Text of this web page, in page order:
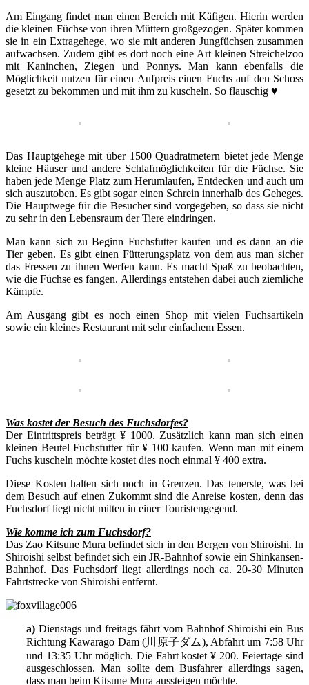
Am Eingang findet man einen Bereich mit Käfigen. Hierin werden
die kleinen Füchse von ihren Müttern großgezogen. Später kommen
sie in ein Extragehege, wo sie mit anderen Jungfüchsen zusammen
aufwachsen. Zudem gibt es dort noch eine Art kleinen Streichelzoo
mit Kaninchen, Ziegen und Ponnys. Man kann ebenfalls die
Möglichkeit nutzen für einen Aufpreis einen Fuchs auf den Schoss
gesetzt zu bekommen und mit ihm zu kuscheln. So flauschig ♥
Das Hauptgehege mit über 1500 Quadratmetern bietet jede Menge
kleine Häuser und andere Schlafmöglichkeiten für die Füchse. Sie
haben jede Menge Platz zum Herumlaufen, Entdecken und auch um
sich auszutoben. Es gibt sogar einen Schrein innerhalb des Geheges.
Die Hauptwege für die Besucher sind vorgegeben, so dass sie nicht
zu sehr in den Lebensraum der Tiere eindringen.
Man kann sich zu Beginn Fuchsfutter kaufen und es dann an die
Tier geben. Es gibt einen Fütterungsplatz von dem aus man sicher
das Fressen zu ihnen Werfen kann. Es macht Spaß zu beobachten,
wie die Füchse es fangen. Allerdings entstehen dabei auch ziemliche
Kämpfe.
Am Ausgang gibt es noch einen Shop mit vielen Fuchsartikeln
sowie ein kleines Restaurant mit sehr einfachem Essen.
Was kostet der Besuch des Fuchsdorfes?
Der Eintrittspreis beträgt ¥ 1000. Zusätzlich kann man sich einen
kleinen Beutel Fuchsfutter für ¥ 100 kaufen. Wenn man mit einem
Fuchs kuscheln möchte kostet dies noch einmal ¥ 400 extra.
Diese Kosten halten sich noch in Grenzen. Das teuerste, was bei
dem Besuch auf einen Zukommt sind die Anreise kosten, denn das
Fuchsdorf liegt nicht mitten in einer Touristengegend.
Wie komme ich zum Fuchsdorf?
Das Zao Kitsune Mura befindet sich in den Bergen von Shiroishi. In
Shiroishi selbst befindet sich ein JR-Bahnhof sowie ein Shinkansen-
Bahnhof. Das Fuchsdorf liegt allerdings noch ca. 20-30 Minuten
Fahrtstrecke von Shiroishi entfernt.
a) Dienstags und freitags fährt vom Bahnhof Shiroishi ein Bus
Richtung Kawarago Dam (川原子ダム), Abfahrt um 7:58 Uhr
und 13:35 Uhr möglich. Die Fahrt kostet ¥ 200. Feiertage sind
ausgeschlossen. Man sollte dem Busfahrer allerdings sagen,
dass man beim Kitsune Mura aussteigen möchte.